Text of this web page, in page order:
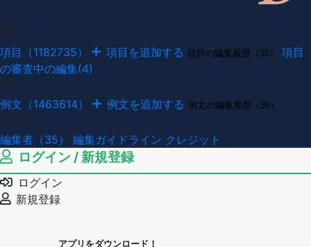
項目（1182735） 項目を追加する 項目の編集履歴（35）
項目
の審査中の編集(4)
例文（1463614） 例文を追加する 例文の編集履歴（39）
編集者（35） 編集ガイドライン クレジット
ログイン / 新規登録
ログイン
新規登録
アプリをダウンロード！